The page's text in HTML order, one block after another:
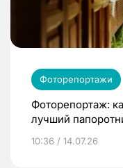
Фоторепортажи
Фоторепортаж:
лучший
10:36 / 14.07.26